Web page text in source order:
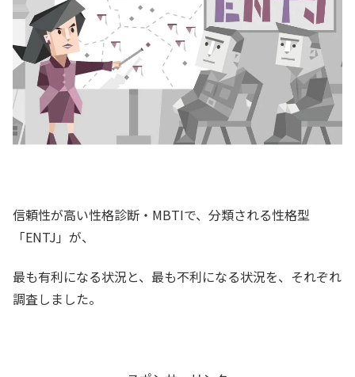
信頼性が高い性格診断・MBTIで、分類される性格型
「ENTJ」が、
最も有利になる状況と、最も不利になる状況を、それぞれ
調査しました。